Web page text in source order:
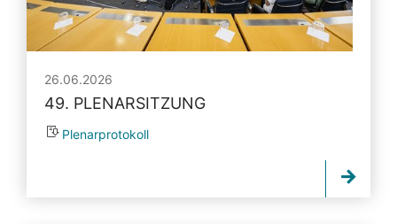
26.06.2026
49. PLENARSITZUNG
Plenarprotokoll